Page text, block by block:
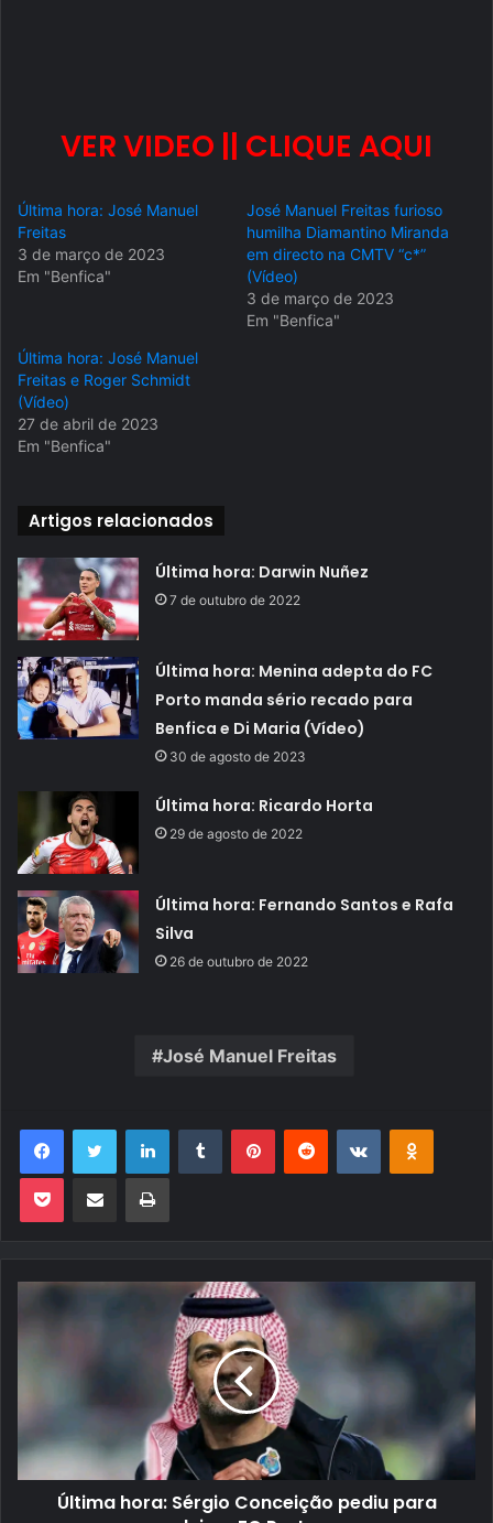
VER VIDEO || CLIQUE AQUI
Última hora: José Manuel
Freitas
3 de março de 2023
Em "Benfica"
José Manuel Freitas furioso
humilha Diamantino Miranda
em directo na CMTV “c*”
(Vídeo)
3 de março de 2023
Em "Benfica"
Última hora: José Manuel
Freitas e Roger Schmidt
(Vídeo)
27 de abril de 2023
Em "Benfica"
Artigos relacionados
Última hora: Darwin Nuñez
7 de outubro de 2022
Última hora: Menina adepta do FC
Porto manda sério recado para
Benfica e Di Maria (Vídeo)
30 de agosto de 2023
Última hora: Ricardo Horta
29 de agosto de 2022
Última hora: Fernando Santos e Rafa
Silva
26 de outubro de 2022
José Manuel Freitas
FacebookTwitter LinkedinTumblr PinterestReddit VK OK
Pocket Compartilhar via e-mail Imprimir
Última hora: Sérgio Conceição pediu para